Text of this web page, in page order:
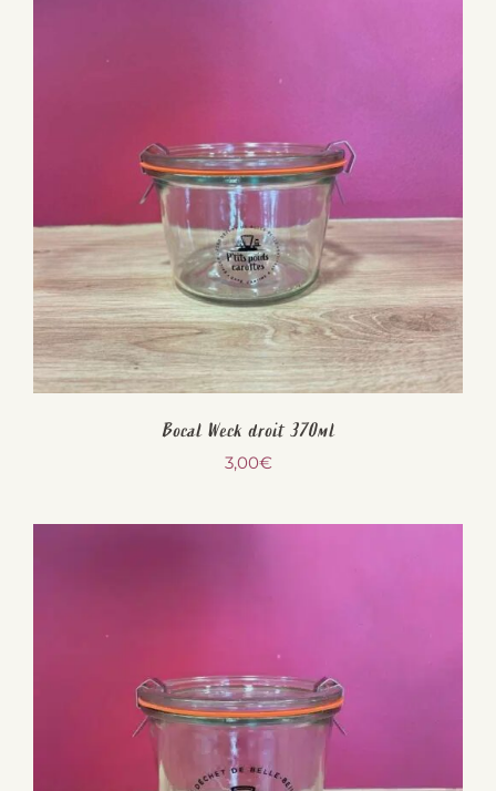
Bocal Weck droit 370ml
3,00€